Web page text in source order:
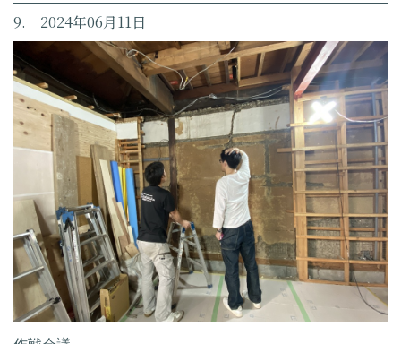
9. 2024年06月11日